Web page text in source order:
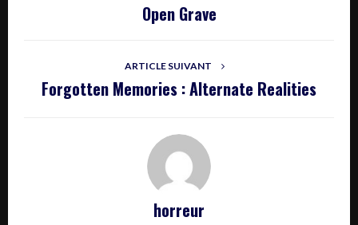
Open Grave
ARTICLE SUIVANT
Forgotten Memories : Alternate Realities
horreur